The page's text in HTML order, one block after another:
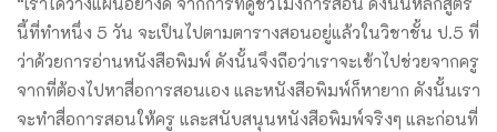
นี้ที่ทำหนึ่ง 5 วัน จะเป็นไปตามตารางสอนอยู่แล้วในวิชาชั้น ป.5 ที่
ว่าด้วยการอ่านหนังสือพิมพ์ ดังนั้นจึงถือว่าเราจะเข้าไปช่วยจากครู
จากที่ต้องไปหาสื่อการสอนเอง และหนังสือพิมพ์ก็หายาก ดังนั้นเรา
จะทำสื่อการสอนให้ครู และสนับสนุนหนังสือพิมพ์จริงๆ และก่อนที่